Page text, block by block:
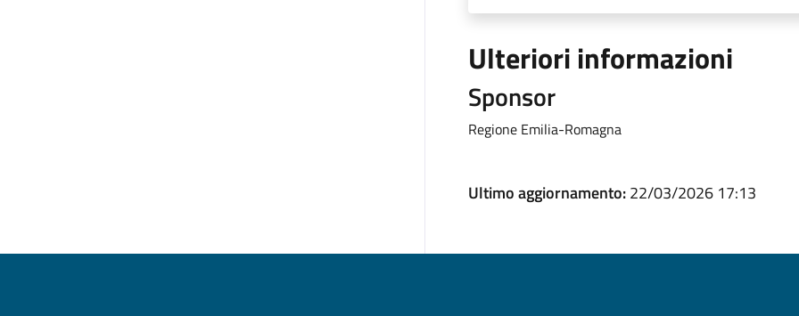
Ulteriori informazioni
Sponsor
Regione Emilia-Romagna
Ultimo aggiornamento:22/03/2026 17:13